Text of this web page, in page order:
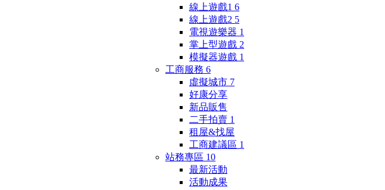
線上遊戲1 6
線上遊戲2 5
電視遊樂器 1
掌上型遊戲 2
模擬器遊戲 1
工商服務 6
虛擬城市 7
好康分享
新品販售
二手拍賣 1
租屋&找屋
工商建議區 1
站務專區 10
最新活動
活動成果